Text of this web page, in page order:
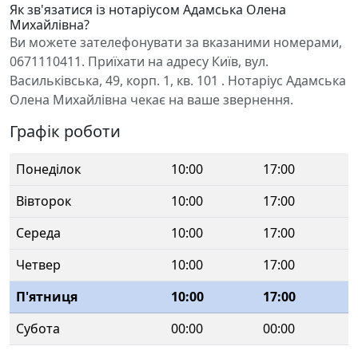
Як зв'язатися із нотаріусом Адамська Олена
Михайлівна?
Ви можете зателефонувати за вказаними номерами,
0671110411. Приїхати на адресу Київ, вул.
Васильківська, 49, корп. 1, кв. 101 . Нотаріус Адамська
Олена Михайлівна чекає на ваше звернення.
Графік роботи
Понеділок 10:00
17:00
Вівторок
10:00
17:00
Середа
10:00
17:00
Четвер
10:00
17:00
П'ятниця
10:00
17:00
Субота
00:00 00:00